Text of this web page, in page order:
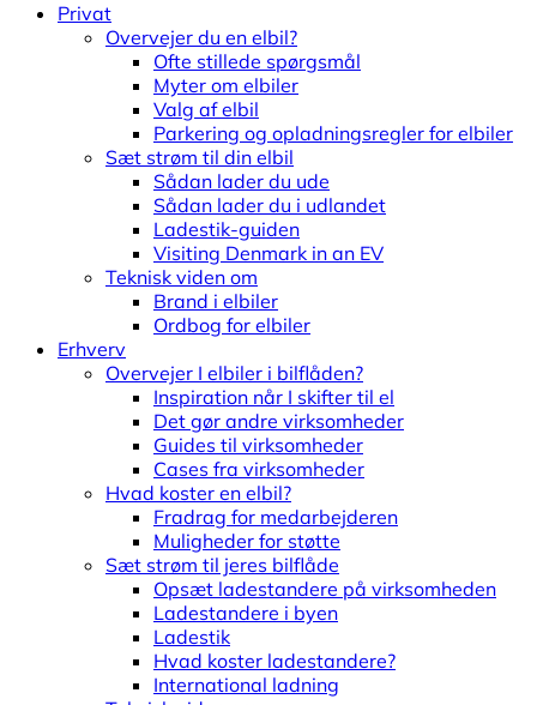
Privat
Overvejer du en elbil?
Ofte stillede spørgsmål
Myter om elbiler
Valg af elbil
Parkering og opladningsregler for elbiler
Sæt strøm til din elbil
Sådan lader du ude
Sådan lader du i udlandet
Ladestik-guiden
Visiting Denmark in an EV
Teknisk viden om
Brand i elbiler
Ordbog for elbiler
Erhverv
Overvejer I elbiler i bilflåden?
Inspiration når I skifter til el
Det gør andre virksomheder
Guides til virksomheder
Cases fra virksomheder
Hvad koster en elbil?
Fradrag for medarbejderen
Muligheder for støtte
Sæt strøm til jeres bilflåde
Opsæt ladestandere på virksomheden
Ladestandere i byen
Ladestik
Hvad koster ladestandere?
International ladning